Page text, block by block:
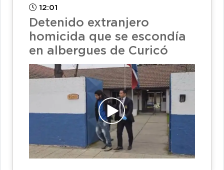
12:01
Detenido extranjero
homicida que se escondía
en albergues de Curicó